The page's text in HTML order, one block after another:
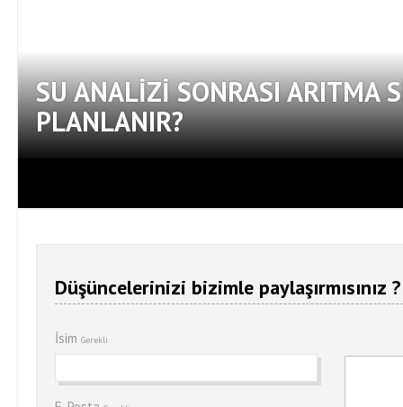
SU ANALIZI SONRASI ARITMA
PLANLANIR?
Düşüncelerinizi bizimle paylaşırmısınız ?
İsim Gerekli